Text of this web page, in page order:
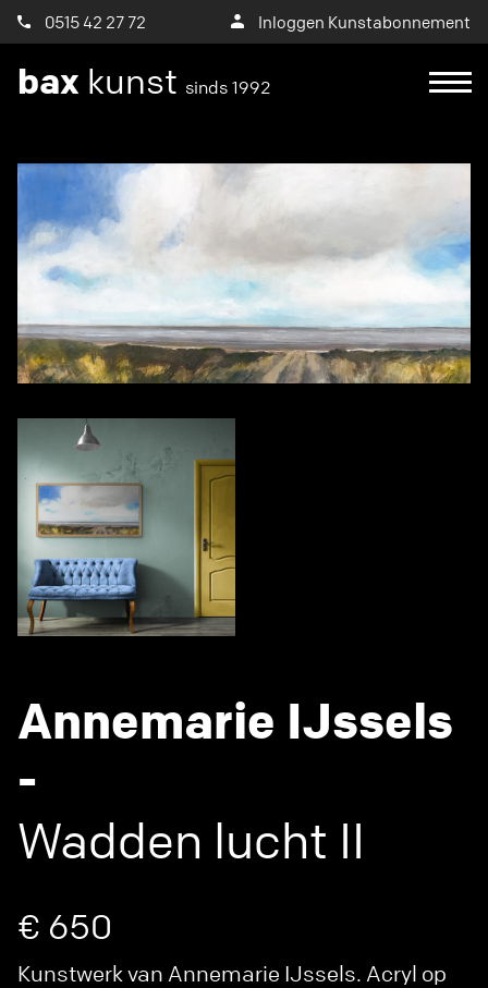
0515 42 27 72 Inloggen Kunstabonnement
bax kunst sinds 1992
Annemarie IJssels
-
Wadden lucht II
€ 650
Kunstwerk van Annemarie IJssels. Acryl op